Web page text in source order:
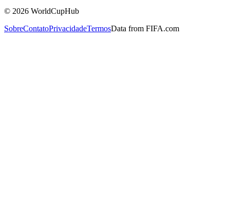
© 2026 WorldCupHub
SobreContatoPrivacidadeTermosData from FIFA.com